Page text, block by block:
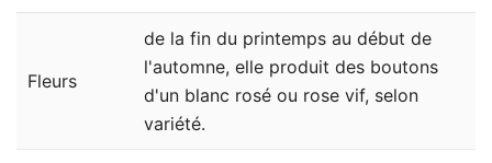
Fleurs
de la fin du printemps au début de
l'automne, elle produit des boutons
d'un blanc rosé ou rose vif, selon
variété.